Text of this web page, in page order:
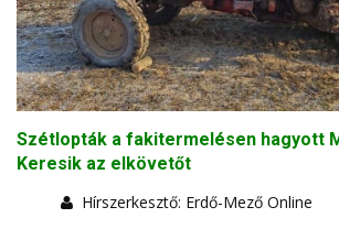
Szétlopták a fakitermelésen hagyott
Keresik az elkövetőt
Hírszerkesztő: Erdő-Mező Online